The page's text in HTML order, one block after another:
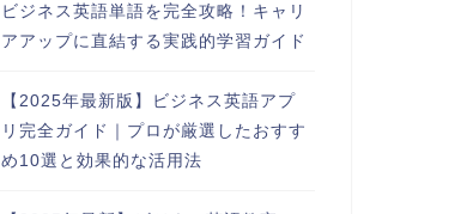
ビジネス英語単語を完全攻略！キャリ
アアップに直結する実践的学習ガイド
【2025年最新版】ビジネス英語アプ
リ完全ガイド｜プロが厳選したおすす
め10選と効果的な活用法